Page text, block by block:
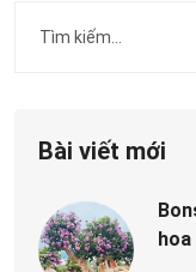
Bài viết mới